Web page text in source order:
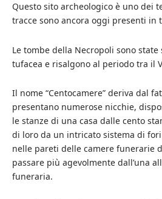
Questo sito archeologico è uno dei
tracce sono ancora oggi presenti
Le tombe della Necropoli sono state
tufacea e risalgono al periodo tra il
Il nome “Centocamere” deriva dal
presentano numerose nicchie,
le stanze di una casa dalle cento
di loro da un intricato sistema di
nelle pareti delle camere funerarie
passare più agevolmente dall’una
funeraria.